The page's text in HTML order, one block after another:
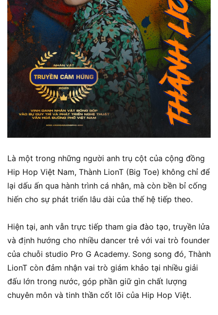
Là một trong những người anh trụ cột của cộng đồng
Hip Hop Việt Nam, Thành LionT (Big Toe) không chỉ để
lại dấu ấn qua hành trình cá nhân, mà còn bền bỉ cống
hiến cho sự phát triển lâu dài của thế hệ tiếp theo.
Hiện tại, anh vẫn trực tiếp tham gia đào tạo, truyền lửa
và định hướng cho nhiều dancer trẻ với vai trò founder
của chuỗi studio Pro G Academy. Song song đó, Thành
LionT còn đảm nhận vai trò giám khảo tại nhiều giải
đấu lớn trong nước, góp phần giữ gìn chất lượng
chuyên môn và tinh thần cốt lõi của Hip Hop Việt.